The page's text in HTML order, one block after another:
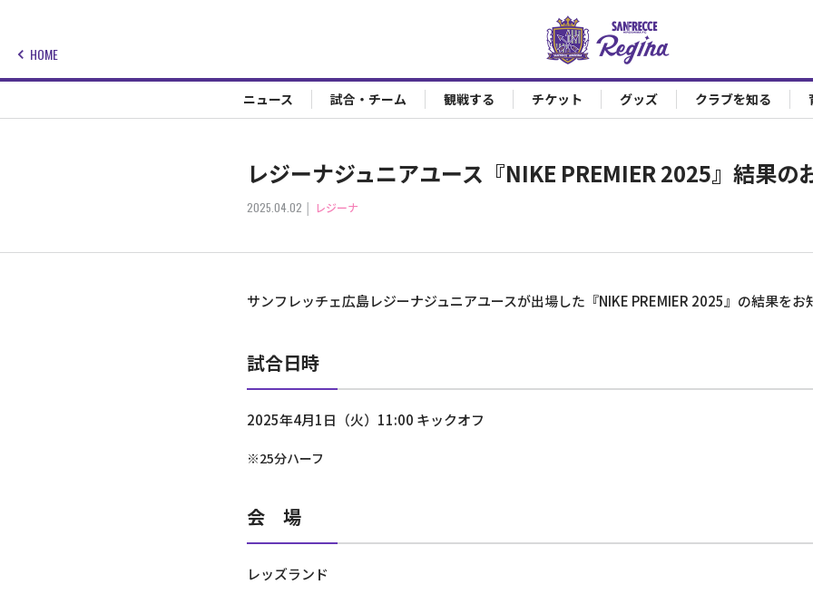
HOME
ニュース 試合・チーム 観戦する チケット グッズ クラブを知る
レジーナジュニアユース『NIKE PREMIER 2025』結果の
2025.04.02 レジーナ
サンフレッチェ広島レジーナジュニアユースが出場した『NIKE PREMIER 2025』の結果をお
試合日時
2025年4月1日（火）11:00 キックオフ
※25分ハーフ
会 場
レッズランド